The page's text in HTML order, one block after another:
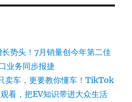
势头！7月销量创今年第二佳
业务同步报捷
卖车，更要教你懂车！TikTok
看，把EV知识带进大众生活